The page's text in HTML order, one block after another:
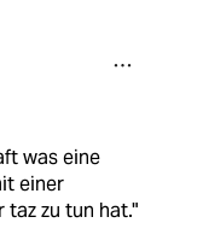
was eine
einer
zu tun hat."